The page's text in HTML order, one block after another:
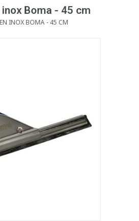
Boma - 45 cm
INOX BOMA - 45 CM